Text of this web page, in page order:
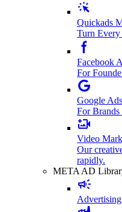
Quickads
Turn
Facebook
For
Google
For Brands
Video
Our
rapidly.
META AD